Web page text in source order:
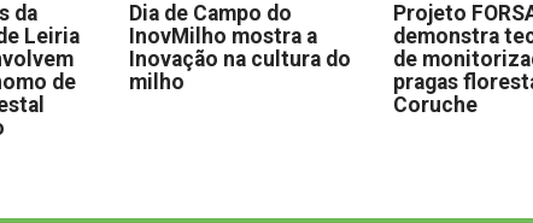
da
Leiria
de
Dia de Campo do
InovMilho mostra a
Inovação na cultura do
milho
Projeto
demonstra
de
pragas
Coruche